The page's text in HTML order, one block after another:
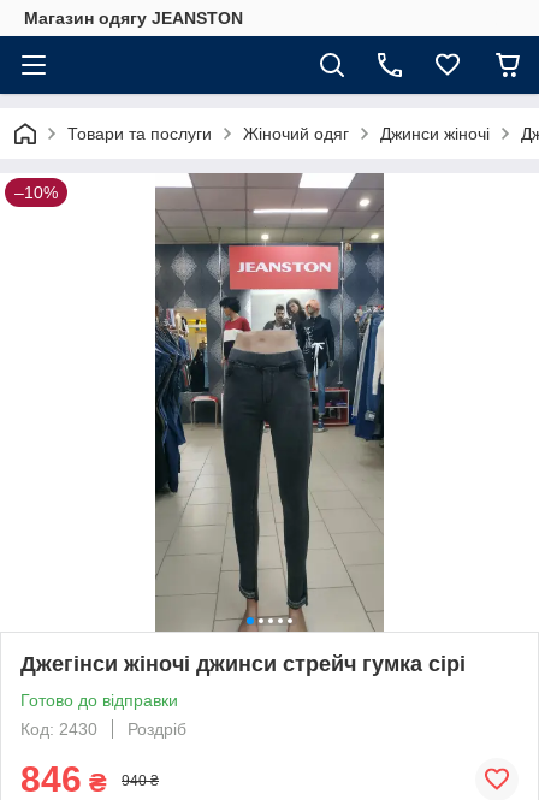
Магазин одягу JEANSTON
Товари та послуги Жіночий одяг Джинси жіночі
–10%
Джегінси жіночі джинси стрейч гумка сірі
Готово до відправки
Код: 2430
Роздріб
846 ₴ 940 ₴